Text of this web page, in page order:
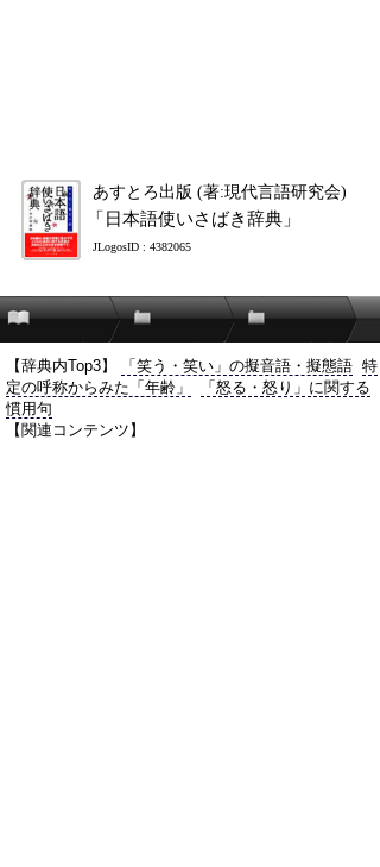
あすとろ出版 (著:現代言語研究会)
「日本語使いさばき辞典」
JLogosID : 4382065
【辞典内Top3】 「笑う・笑い」の擬音語・擬態語 特
定の呼称からみた「年齢」
「怒る・怒り」に関する
慣用句
【関連コンテンツ】